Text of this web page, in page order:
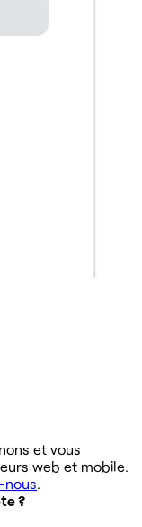
et vous
web et mobile.
nous.
?